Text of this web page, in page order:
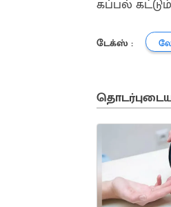
டேக்ஸ் :